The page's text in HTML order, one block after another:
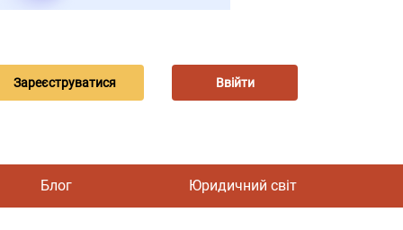
Зареєструватися Ввійти
Блог Юридичний світ